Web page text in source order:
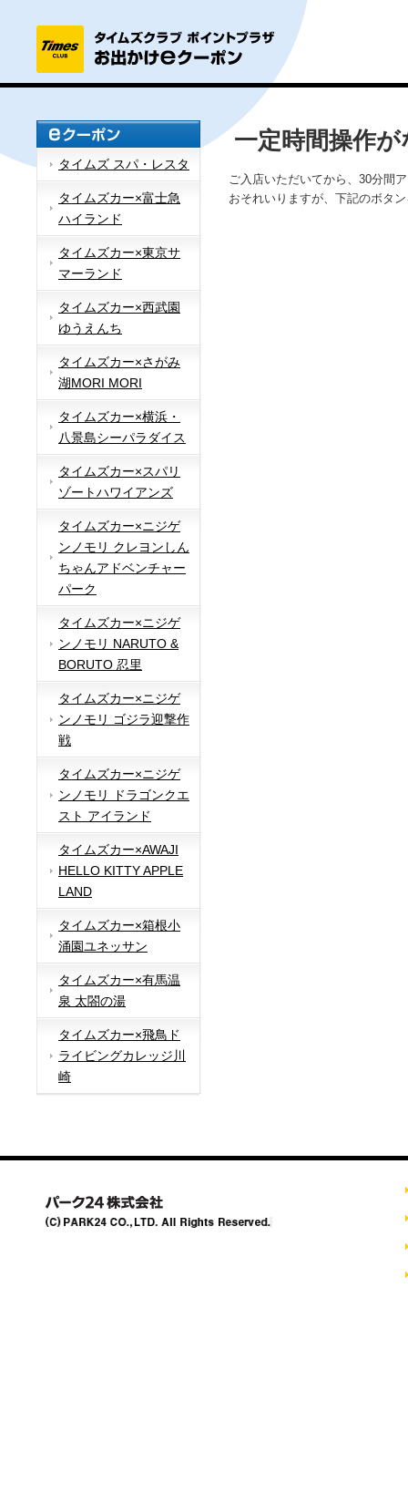
タイムズ スパ・レスタ
タイムズカー×富士急
ハイランド
タイムズカー×東京サ
マーランド
タイムズカー×西武園
ゆうえんち
タイムズカー×さがみ
湖MORI MORI
タイムズカー×横浜・
八景島シーパラダイス
タイムズカー×スパリ
ゾートハワイアンズ
タイムズカー×ニジゲ
ンノモリ クレヨンしん
ちゃんアドベンチャー
パーク
タイムズカー×ニジゲ
ンノモリ NARUTO &
BORUTO 忍里
タイムズカー×ニジゲ
ンノモリ ゴジラ迎撃作
戦
タイムズカー×ニジゲ
ンノモリ ドラゴンクエ
スト アイランド
タイムズカー×AWAJI
HELLO KITTY APPLE
LAND
タイムズカー×箱根小
涌園ユネッサン
タイムズカー×有馬温
泉 太閤の湯
タイムズカー×飛鳥ド
ライビングカレッジ川
崎
一定時間操作
ご入店いただいてから、30分間
おそれいりますが、下記のボタ